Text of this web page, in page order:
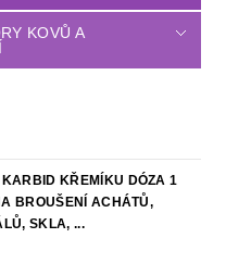
KOVŮ A
KŘEMÍKU DÓZA 1
BROUŠENÍ ACHÁTŮ,
SKLA, ...